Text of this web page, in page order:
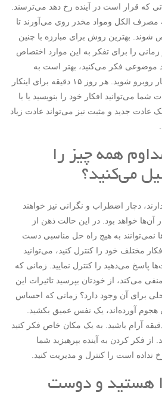
که قرار است در آینده رخ دهد می‌ترسند.
مصرف الکل ومواد مخدر روی می‌آورند تا
شوند. بهترین روش برای مبارزه با چنین
را برای تفکر به این موارد اختصاص
موضوعی فکر می‌کنید، بهتر است به
خودتان اجازه دهید با این افکار روبرو شوید. هر روز ۱۵ دقیقه برای اینکار
شما می‌توانید افکار خود را بنویسید یا با
یک عادت جدید و مثبت نیز می‌تواند عادت زیاد
همه چیز را
می‌کنید؟
دچار اضطراب و نگرانی نیز خواهند
خواهد بود. در این حالت ذهن از
نمی‌توانند به هیچ راه حل مناسبی دست
مختلف خود را کنترل کنید، می‌توانید
پاسخ می‌دهید را کنترل نمایید. زمانی که
می‌کند، از خودتان بپرسید تاثیرات این
برای آن وجود دارد؟ زمانی که احساس
هجوم آورده‌اند، یک نفس عمیق بکشید.
آرام باشید. به یک مکان خاص فکر کنید
از فکر کردن به آینده بپرهیزید شما
نداده است را کنترل و مدیریت کنید.
هستید و دوست